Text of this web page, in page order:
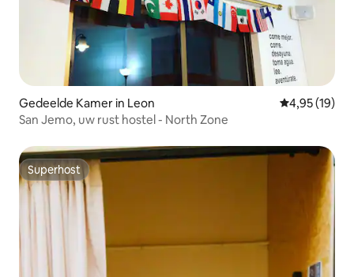
Gedeelde Kamer in Leon Gemiddelde
4,95 (19)
San Jemo, uw rust hostel - North Zone
Superhost
Superhost